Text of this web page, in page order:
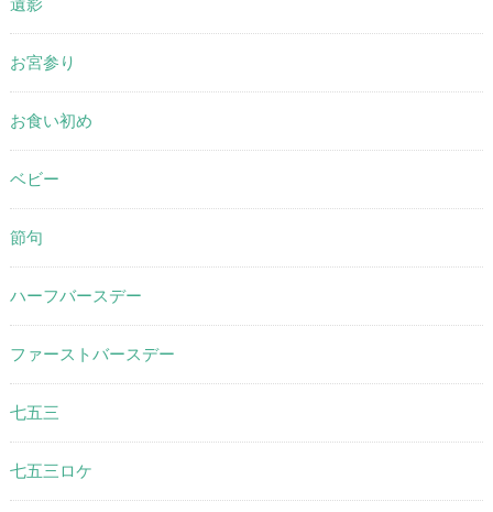
遺影
お宮参り
お食い初め
ベビー
節句
ハーフバースデー
ファーストバースデー
七五三
七五三ロケ